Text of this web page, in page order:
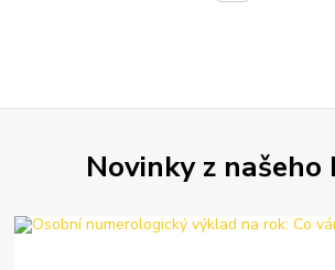
Novinky z našeho